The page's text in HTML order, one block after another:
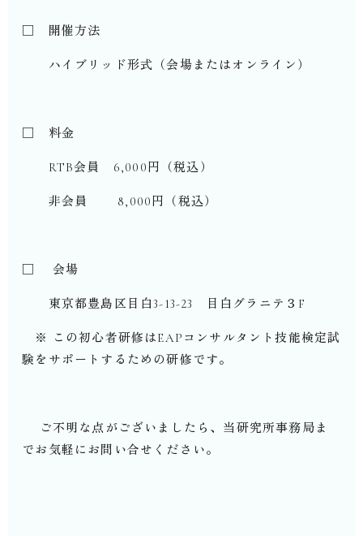
□ 開催方法
ハイブリッド形式（会場またはオンライン）
□ 料金
RTB会員 6,000円（税込）
非会員 8,000円（税込）
□ 会場
東京都豊島区目白3-13-23 目白グラニテ３F
※ この初心者研修はEAPコンサルタント技能検定試
験をサポートするための研修です。
ご不明な点がございましたら、当研究所事務局ま
でお気軽にお問い合せください。